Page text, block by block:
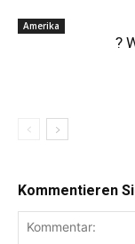
Amerika
?
Kommentieren